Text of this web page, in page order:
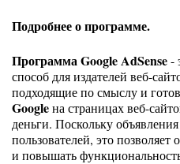
Подробнее о программе.
Программа Google AdSense-
способ для издателей веб-
подходящие по смыслу и
Googleна страницах веб-
деньги. Поскольку
пользователей, это
и повышать